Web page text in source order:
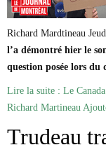
Richard Mardtineau
l’a démontré hier le
question posée lors du
Lire la suite : Le
Richard Martineau
Trudeau